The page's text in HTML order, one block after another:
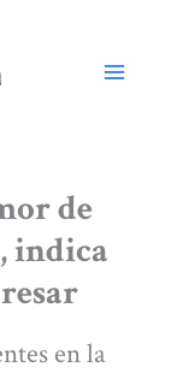
de
indica
en la